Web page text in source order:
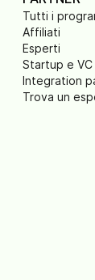
Tutti i
Affiliati
Esperti
Startup e VC
Integration
Trova un